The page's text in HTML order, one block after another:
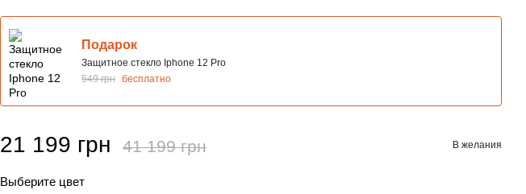
Подарок
Защитное стекло Iphone 12 Pro
549 грн бесплатно
21 199 грн 41 199 грн В желания
Выберите цвет